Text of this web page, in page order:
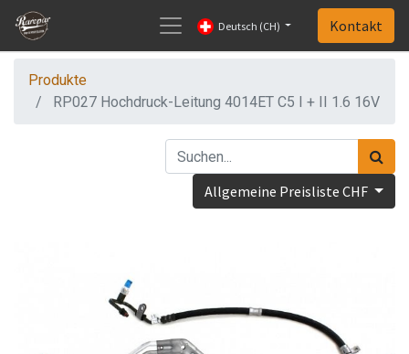
Deutsch (CH) Kontakt
Produkte
RP027 Hochdruck-Leitung 4014ET C5 I + II 1.6 16V
Allgemeine Preisliste CHF